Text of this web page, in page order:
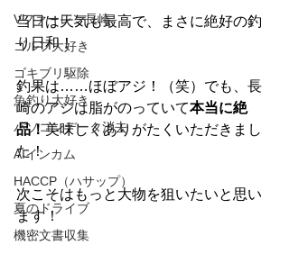
Vファーレン長崎
ゴルフ大好き
ゴキブリ駆除
魚釣り大好き
パソコンデータ消去
AIインカム
HACCP（ハサップ）
夏のドライブ
機密文書収集
当日は天気も最高で、まさに絶好の釣
り日和！
釣果は……ほぼアジ！（笑）でも、長
崎のアジは脂がのっていて本当に絶
品！美味しくありがたくいただきまし
た！
次こそはもっと大物を狙いたいと思い
ます！